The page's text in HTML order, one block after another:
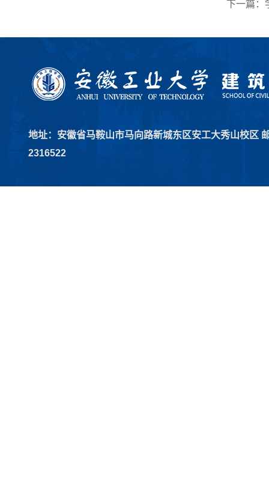
下一篇：
地址：安徽省马鞍山市马向路新城东区安工大秀山校区
2316522